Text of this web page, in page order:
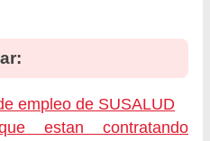
empleo de SUSALUD
estan contratando